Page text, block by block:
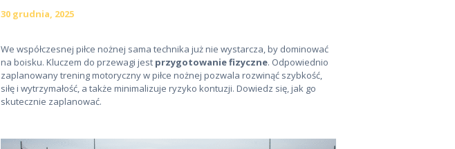
30 grudnia, 2025
We współczesnej piłce nożnej sama technika już nie wystarcza, by dominować
na boisku. Kluczem do przewagi jest przygotowanie fizyczne. Odpowiednio
zaplanowany trening motoryczny w piłce nożnej pozwala rozwinąć szybkość,
siłę i wytrzymałość, a także minimalizuje ryzyko kontuzji. Dowiedz się, jak go
skutecznie zaplanować.